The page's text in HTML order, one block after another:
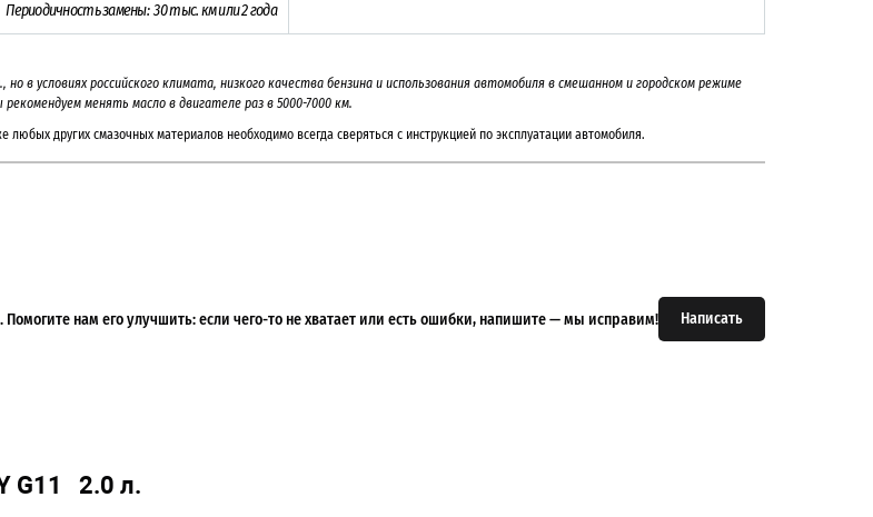
Периодичность замены: 30 тыс. км или 2года
но в условиях российского климата, низкого качества бензина и использования автомобиля в смешанном и городском режиме
рекомендуем менять масло в двигателе раз в 5000-7000км.
других смазочных материалов необходимо всегда сверяться с инструкцией по эксплуатации автомобиля.
Написать
нам его улучшить: если чего-то не хватает или есть ошибки, напишите — мы исправим!
G11 2.0 л.